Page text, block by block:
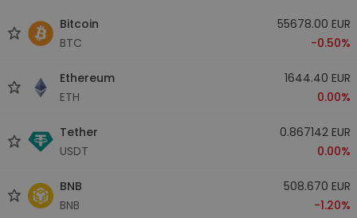
Bitcoin
BTC
55678.00 EUR
-0.50%
Ethereum
ETH
1644.40 EUR
0.00%
Tether
USDT
0.867142 EUR
0.00%
BNB
BNB
508.670 EUR
-1.20%